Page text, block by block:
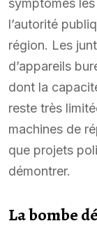
l’autorité
région. Les
d’appareils
dont la
reste très
machines de
que projets
démontrer.
La bombe